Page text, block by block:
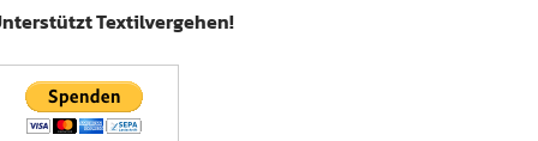
Textilvergehen!